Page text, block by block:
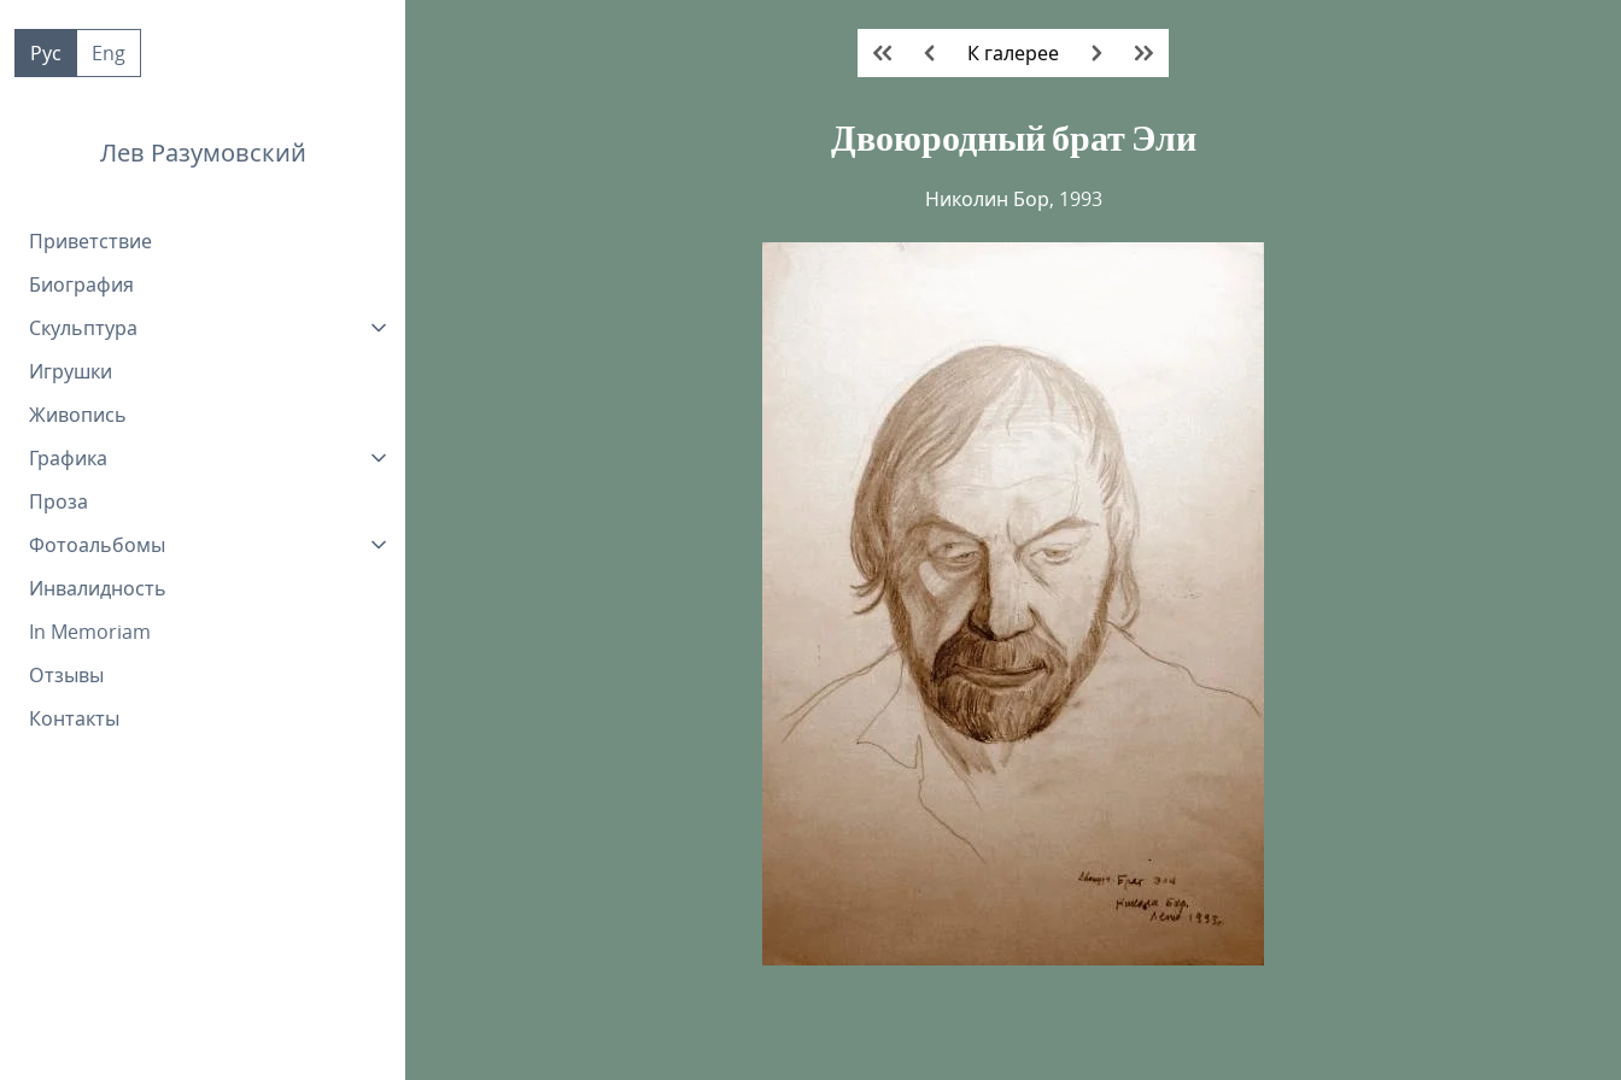
контенту
Рус Eng
Лев Разумовский
Приветствие
Биография
Скульптура
Игрушки
Живопись
Графика
Проза
Фотоальбомы
Инвалидность
In Memoriam
Отзывы
Контакты
К галерее
Двоюродный брат Эли
Николин Бор, 1993